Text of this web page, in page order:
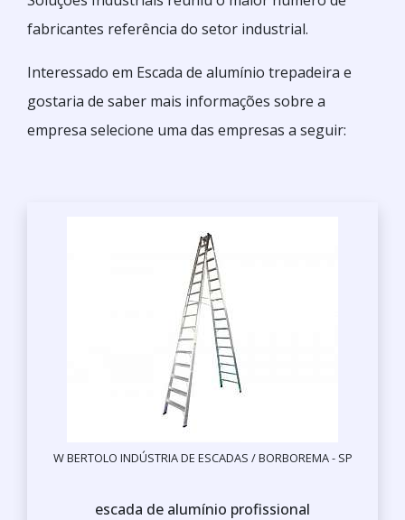
fabricantes referência do setor industrial.
Interessado em Escada de alumínio trepadeira e
gostaria de saber mais informações sobre a
empresa selecione uma das empresas a seguir:
W BERTOLO INDÚSTRIA DE ESCADAS / BORBOREMA - SP
escada de alumínio profissional